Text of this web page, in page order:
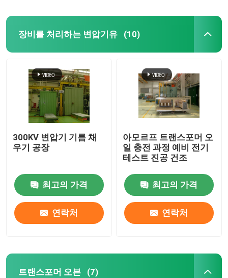
장비를 처리하는 변압기유 (10)
300KV 변압기 기름 채
우기 공장
최고의 가격
연락처
아모르프 트랜스포머 오
일 충전 과정 예비 전기
테스트 진공 건조
최고의 가격
연락처
트랜스포머 오븐 (7)